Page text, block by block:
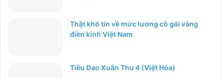
Thật khó tin về mức lương cô gái vàng
điền kinh Việt Nam
Tiêu Dao Xuân Thu 4 (Việt Hóa)